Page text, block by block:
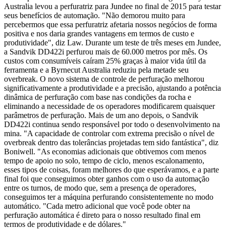
Australia levou a perfuratriz para Jundee no final de 2015 para testar
seus benefícios de automação. "Não demorou muito para
percebermos que essa perfuratriz afetaria nossos negócios de forma
positiva e nos daria grandes vantagens em termos de custo e
produtividade", diz Law. Durante um teste de três meses em Jundee,
a Sandvik DD422i perfurou mais de 60.000 metros por mês. Os
custos com consumíveis caíram 25% graças à maior vida útil da
ferramenta e a Byrnecut Australia reduziu pela metade seu
overbreak. O novo sistema de controle de perfuração melhorou
significativamente a produtividade e a precisão, ajustando a potência
dinâmica de perfuração com base nas condições da rocha e
eliminando a necessidade de os operadores modificarem quaisquer
parâmetros de perfuração. Mais de um ano depois, o Sandvik
DD422i continua sendo responsável por todo o desenvolvimento na
mina. "A capacidade de controlar com extrema precisão o nível de
overbreak dentro das tolerâncias projetadas tem sido fantástica", diz
Boniwell. "As economias adicionais que obtivemos com menos
tempo de apoio no solo, tempo de ciclo, menos escalonamento,
esses tipos de coisas, foram melhores do que esperávamos, e a parte
final foi que conseguimos obter ganhos com o uso da automação
entre os turnos, de modo que, sem a presença de operadores,
conseguimos ter a máquina perfurando consistentemente no modo
automático. "Cada metro adicional que você pode obter na
perfuração automática é direto para o nosso resultado final em
termos de produtividade e de dólares."